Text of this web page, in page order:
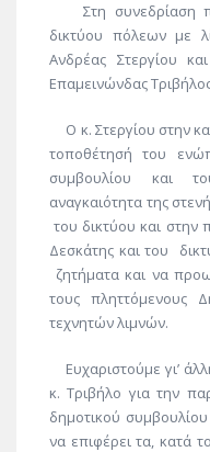
Στη συνεδρίαση
δικτύου πόλεων με
Ανδρέας Στεργίου
Επαμεινώνδας
Ο κ. Στεργίου στην
τοποθέτησή του
συμβουλίου και
αναγκαιότητα της
του δικτύου και
Δεσκάτης και του
ζητήματα και να
τους πληττόμενους
τεχνητών λιμνών.
Ευχαριστούμε γι’
κ. Τριβήλο για την
δημοτικού
να επιφέρει τα, κατά